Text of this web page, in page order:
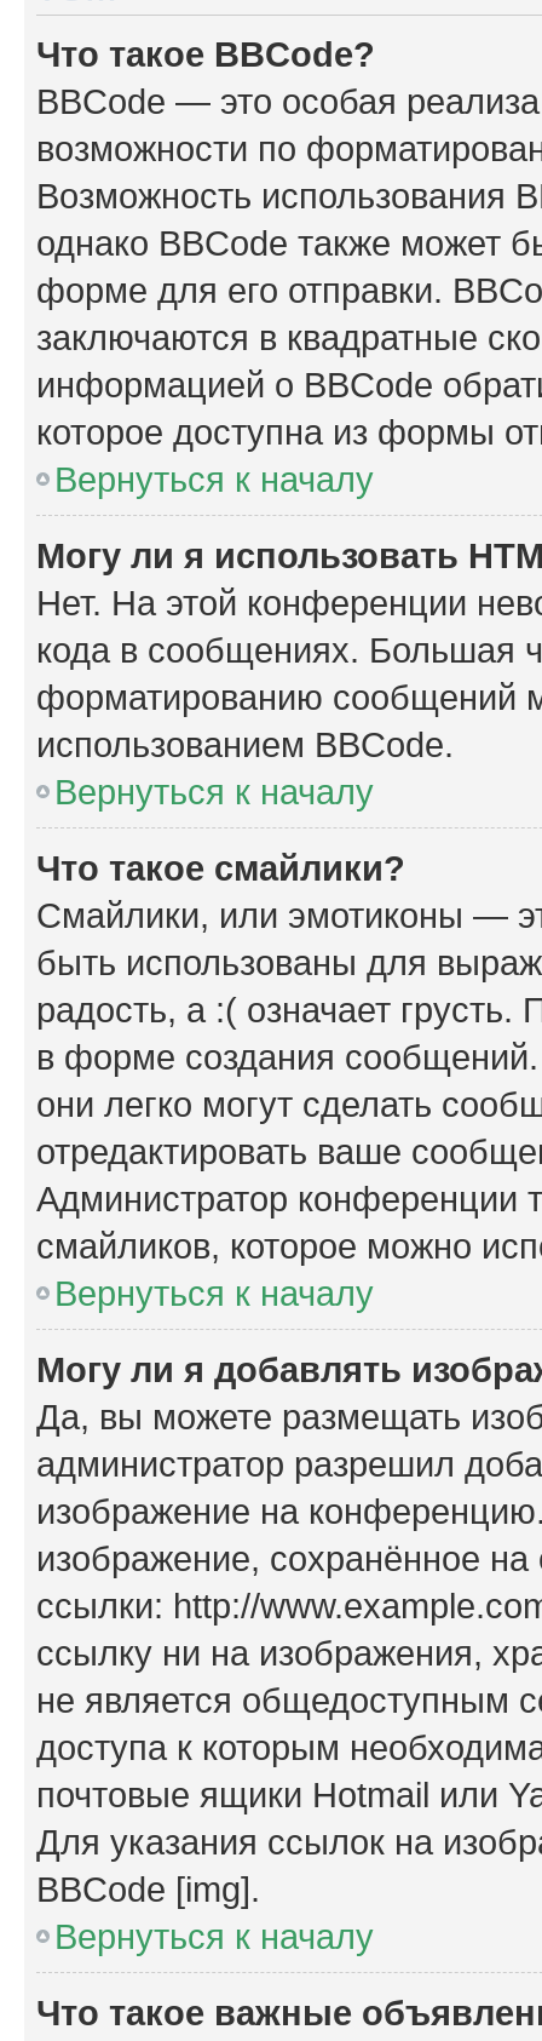
Что такое BBCode?
BBCode — это особая
возможности по
Возможность использования
однако BBCode также может
форме для его отправки.
заключаются в квадратные
информацией о BBCode
которое доступна из формы
Вернуться к началу
Могу ли я использовать
Нет. На этой конференции
кода в сообщениях. Большая
форматированию сообщений
использованием BBCode.
Вернуться к началу
Что такое смайлики?
Смайлики, или эмотиконы —
быть использованы для
радость, а :( означает
в форме создания сообщений.
они легко могут сделать
отредактировать ваше
Администратор конференции
смайликов, которое можно
Вернуться к началу
Могу ли я добавлять
Да, вы можете размещать
администратор разрешил
изображение на
изображение, сохранённое
ссылки: http://
ссылку ни на изображения,
не является общедоступным
доступа к которым
почтовые ящики Hotmail или
Для указания ссылок на
BBCode [img].
Вернуться к началу
Что такое важные